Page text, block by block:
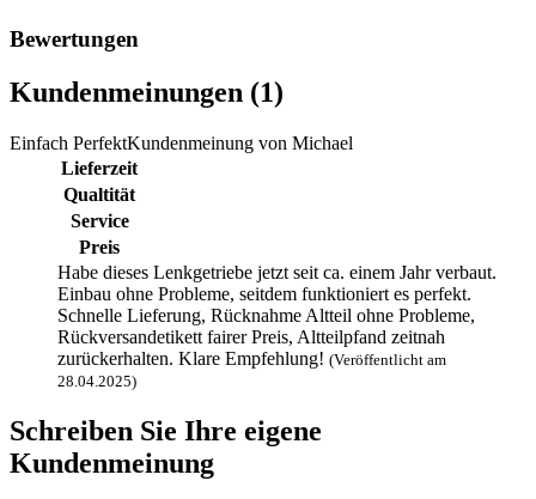
Bewertungen
Kundenmeinungen (1)
Einfach PerfektKundenmeinung von Michael
Lieferzeit
Qualtität
Service
Preis
Habe dieses Lenkgetriebe jetzt seit ca. einem Jahr verbaut.
Einbau ohne Probleme, seitdem funktioniert es perfekt.
Schnelle Lieferung, Rücknahme Altteil ohne Probleme,
Rückversandetikett fairer Preis, Altteilpfand zeitnah
zurückerhalten. Klare Empfehlung! (Veröffentlicht am
28.04.2025)
Schreiben Sie Ihre eigene
Kundenmeinung